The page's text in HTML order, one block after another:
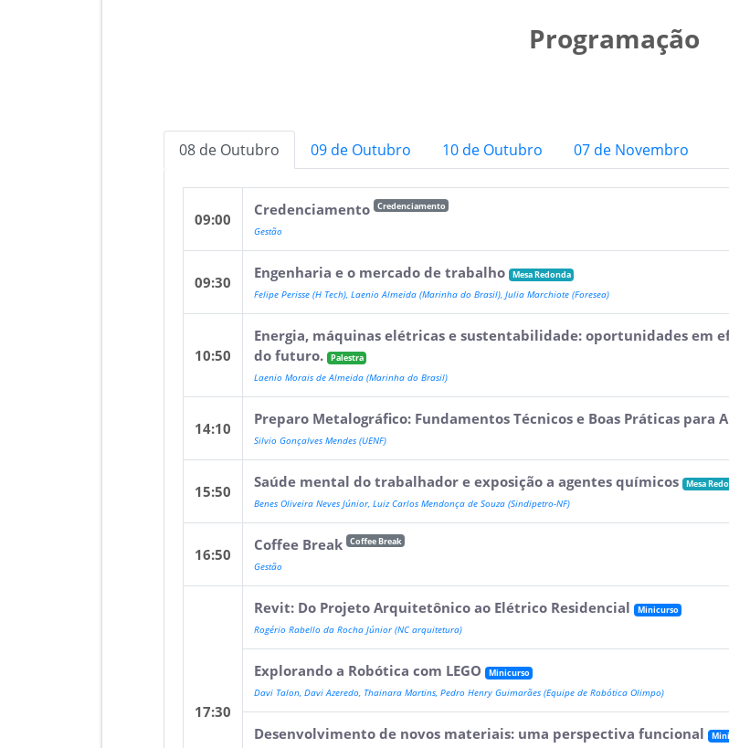
Programação
08 de Outubro 09 de Outubro 10 de Outubro 07 de Novembro
09:00
Credenciamento Credenciamento
Gestão
09:30
Engenharia e o mercado de trabalho Mesa Redonda
Felipe Perisse (H Tech), Laenio Almeida (Marinha do Brasil), Julia Marchiote (Foresea)
10:50
Energia, máquinas elétricas e sustentabilidade: oportunidades em
do futuro. Palestra
Laenio Morais de Almeida (Marinha do Brasil)
14:10
Preparo Metalográfico: Fundamentos Técnicos e Boas Práticas para
Silvio Gonçalves Mendes (UENF)
15:50
Saúde mental do trabalhador e exposição a agentes químicos Mesa
Benes Oliveira Neves Júnior, Luiz Carlos Mendonça de Souza (Sindipetro-NF)
16:50
Coffee Break Coffee Break
Gestão
17:30
Revit: Do Projeto Arquitetônico ao Elétrico Residencial Minicurso
Rogério Rabello da Rocha Júnior (NC arquitetura)
Explorando a Robótica com LEGO Minicurso
Davi Talon, Davi Azeredo, Thainara Martins, Pedro Henry Guimarães (Equipe de Robótica Olimpo)
Desenvolvimento de novos materiais: uma perspectiva funcional